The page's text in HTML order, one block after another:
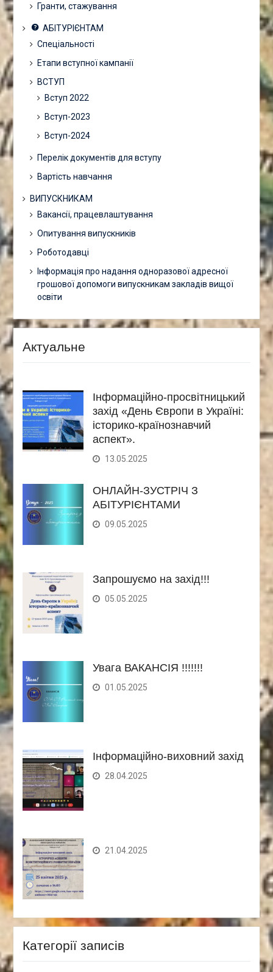
Гранти, стажування
АБІТУРІЄНТАМ
Спеціальності
Етапи вступної кампанії
ВСТУП
Вступ 2022
Вступ-2023
Вступ-2024
Перелік документів для вступу
Вартість навчання
ВИПУСКНИКАМ
Вакансії, працевлаштування
Опитування випускників
Роботодавці
Інформація про надання одноразової адресної
грошової допомоги випускникам закладів вищої
освіти
Актуальне
Інформаційно-просвітницький
захід «День Європи в Україні:
історико-країнознавчий
аспект».
13.05.2025
ОНЛАЙН-ЗУСТРІЧ З
АБІТУРІЄНТАМИ
09.05.2025
Запрошуємо на захід!!!
05.05.2025
Увага ВАКАНСІЯ !!!!!!!
01.05.2025
Інформаційно-виховний захід
28.04.2025
21.04.2025
Категорії записів